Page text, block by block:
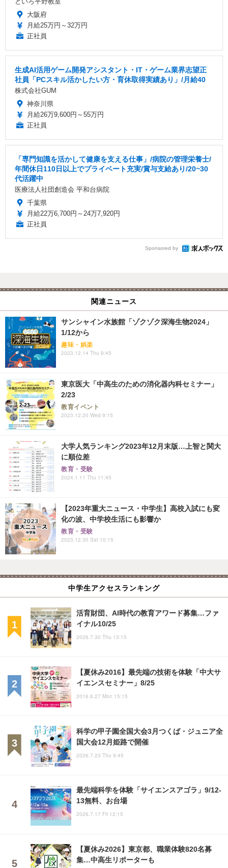
大阪府
月給25万円～32万円
正社員
生成AI活用ゲーム開発アシスタント・IT・ゲーム業界志望正
社員「PCスキル活かしたい方・育休取得実績あり」/月給40
株式会社GUM
神奈川県
月給26万9,600円～55万円
正社員
「専門知識を活かして健康を支える仕事」/病院の管理栄養士/
年間休日110日以上でプライベート充実/賞与支給あり/20~30
代活躍中
医療法人社団創造会 平和台病院
千葉県
月給22万6,700円～24万7,920円
正社員
Sponsored by
関連ニュース
サンシャイン水族館「ゾクゾク深海生物2024」
1/12から
趣味・娯楽
2023.12.14 Thu 9:45
東京医大「中高生のための消化器内科セミナー」
2/23
教育イベント
2023.12.20 Wed 9:15
大学人気ランキング2023年12月末版…上智と関大
に順位差
教育・受験
2024.1.11 Thu 11:45
【2023年重大ニュース・中学生】高校入試にも変
化の波、中学校生活にも影響か
教育・受験
2023.12.30 Sat 10:15
中学生アクセスランキング
活育財団、AI時代の教育アワード募集…ファ
イナル10/25
2026.7.30 Thu 13:15
【夏休み2016】最先端の技術を体験「中大サ
イエンスセミナー」8/25
2016.6.27 Mon 15:15
科学の甲子園全国大会3月つくば・ジュニア全
国大会12月姫路で開催
2026.7.23 Thu 9:45
最先端科学を体験「サイエンスアゴラ」9/12-
13無料、お台場
2026.7.17 Fri 12:15
【夏休み2026】東京都、職業体験820名募
集…中高生リポーターも